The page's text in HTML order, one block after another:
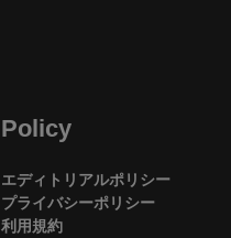
Policy
エディトリアルポリシー
プライバシーポリシー
利用規約